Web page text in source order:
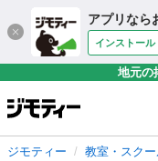
アプリなら
インストール
地元の
ジモティー 教室・スク